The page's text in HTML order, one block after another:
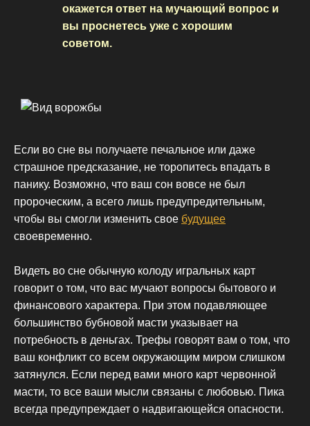
окажется ответ на мучающий вопрос и
вы проснетесь уже с хорошим
советом.
Если во сне вы получаете печальное или даже
страшное предсказание, не торопитесь впадать в
панику. Возможно, что ваш сон вовсе не был
пророческим, а всего лишь предупредительным,
чтобы вы смогли изменить свое будущее
своевременно.
Видеть во сне обычную колоду игральных карт
говорит о том, что вас мучают вопросы бытового и
финансового характера. При этом подавляющее
большинство бубновой масти указывает на
потребность в деньгах. Трефы говорят вам о том, что
ваш конфликт со всем окружающим миром слишком
затянулся. Если перед вами много карт червонной
масти, то все ваши мысли связаны с любовью. Пика
всегда предупреждает о надвигающейся опасности.